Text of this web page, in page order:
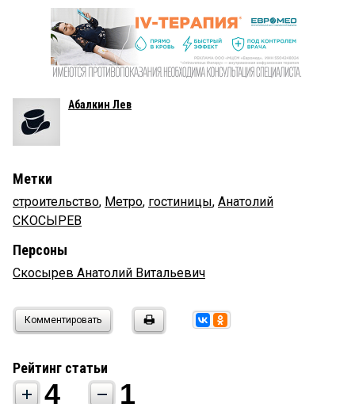
Абалкин Лев
Метки
строительство, Метро, гостиницы, Анатолий
СКОСЫРЕВ
Персоны
Скосырев Анатолий Витальевич
Комментировать
Рейтинг статьи
4 1